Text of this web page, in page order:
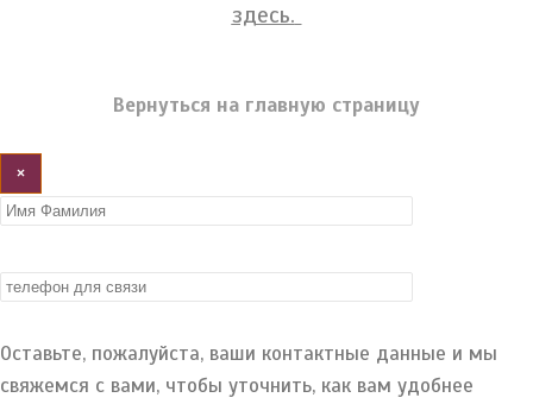
здесь.
Вернуться на главную страницу
×
Оставьте, пожалуйста, ваши контактные данные и мы
свяжемся с вами, чтобы уточнить, как вам удобнее